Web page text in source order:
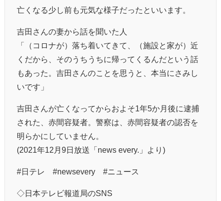
亡くなる少し前も元気な様子だったといいます。
吉田さんの妻から話を聞いた人
「（コロナが）落ち着いてきて、（施設と家が）近
くだから、そのうちうちに帰ってくるんだという話
もあった。吉田さんのことを思うと、本当にさみし
いです」
吉田さんが亡くなってからおよそ1年5か月後に逮捕
された、赤間容疑者。警察は、赤間容疑者の認否を
明らかにしていません。
(2021年12月9日放送「news every.」より)
#日テレ​​ #newsevery #ニュース​​
◇日本テレビ報道局のSNS